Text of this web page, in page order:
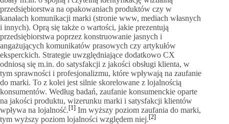
przedsiębiorstwa na opakowaniach produktów czy w
kanałach komunikacji marki (stronie www, mediach własnych
i innych). Oprą się także o wartości, jakie prezentują
przedsiębiorstwa poprzez konstruowanie jasnych i
angażujących komunikatów prasowych czy artykułów
eksperckich. Strategie uwzględniające dodatkowo CX
odniosą się m.in. do satysfakcji z jakości obsługi klienta, w
tym sprawności i profesjonalizmu, które wpływają na zaufanie
do marki. To z kolei jest silnie skorelowane z lojalnością
konsumentów. Według badań, zaufanie konsumenckie oparte
na jakości produktu, wizerunku marki i satysfakcji klientów
wpływa na lojalność.[1] Im wyższy poziom zaufania do marki,
tym wyższy poziom lojalności względem niej.[2]